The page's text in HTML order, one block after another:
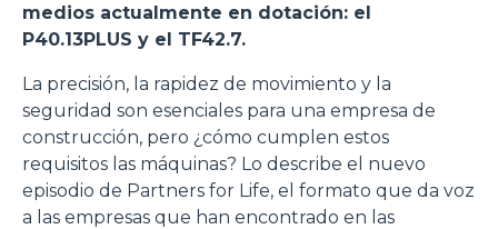
medios actualmente en dotación: el
P40.13PLUS y el TF42.7.
La precisión, la rapidez de movimiento y la
seguridad son esenciales para una empresa de
construcción, pero ¿cómo cumplen estos
requisitos las máquinas? Lo describe el nuevo
episodio de Partners for Life, el formato que da voz
a las empresas que han encontrado en las